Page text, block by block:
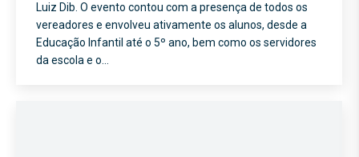
Luiz Dib. O evento contou com a presença de todos os
vereadores e envolveu ativamente os alunos, desde a
Educação Infantil até o 5º ano, bem como os servidores
da escola e o…